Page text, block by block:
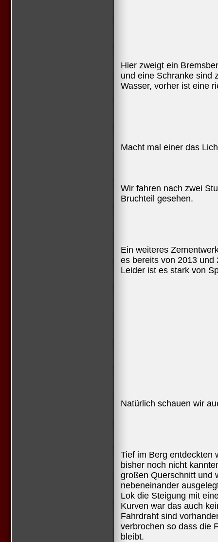
Hier zweigt ein
und eine Schranke sind
Wasser, vorher ist eine
Macht mal einer das
Wir fahren nach zwei
Bruchteil gesehen.
Ein weiteres
es bereits von 2013 und
Leider ist es stark von
Natürlich schauen wir
Tief im Berg entdeckten
bisher noch nicht
großen Querschnitt und
nebeneinander
Lok die Steigung mit
Kurven war das auch
Fahrdraht sind
verbrochen so dass die
bleibt.